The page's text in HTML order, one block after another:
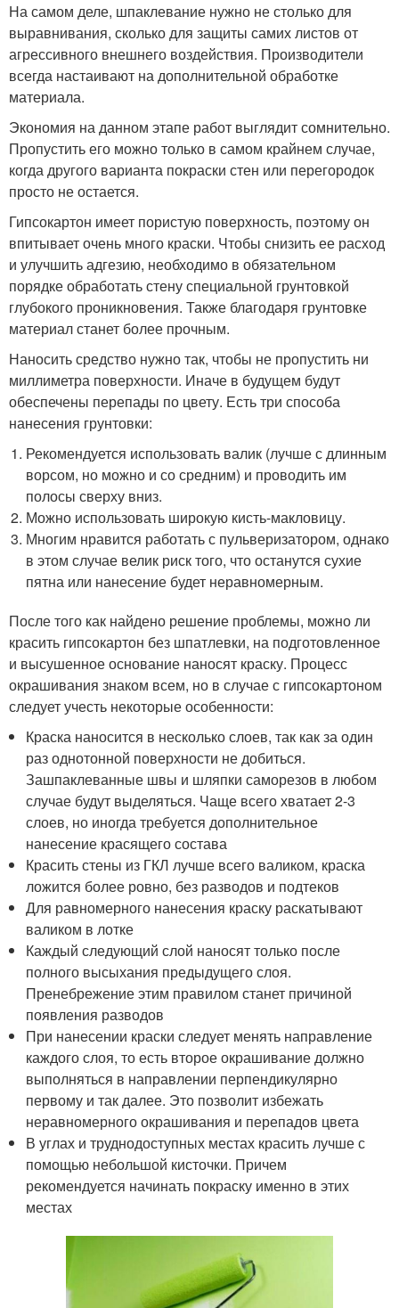
На самом деле, шпаклевание нужно не столько для
выравнивания, сколько для защиты самих листов от
агрессивного внешнего воздействия. Производители
всегда настаивают на дополнительной обработке
материала.
Экономия на данном этапе работ выглядит сомнительно.
Пропустить его можно только в самом крайнем случае,
когда другого варианта покраски стен или перегородок
просто не остается.
Гипсокартон имеет пористую поверхность, поэтому он
впитывает очень много краски. Чтобы снизить ее расход
и улучшить адгезию, необходимо в обязательном
порядке обработать стену специальной грунтовкой
глубокого проникновения. Также благодаря грунтовке
материал станет более прочным.
Наносить средство нужно так, чтобы не пропустить ни
миллиметра поверхности. Иначе в будущем будут
обеспечены перепады по цвету. Есть три способа
нанесения грунтовки:
Рекомендуется использовать валик (лучше с длинным
ворсом, но можно и со средним) и проводить им
полосы сверху вниз.
Можно использовать широкую кисть-макловицу.
Многим нравится работать с пульверизатором, однако
в этом случае велик риск того, что останутся сухие
пятна или нанесение будет неравномерным.
После того как найдено решение проблемы, можно ли
красить гипсокартон без шпатлевки, на подготовленное
и высушенное основание наносят краску. Процесс
окрашивания знаком всем, но в случае с гипсокартоном
следует учесть некоторые особенности:
Краска наносится в несколько слоев, так как за один
раз однотонной поверхности не добиться.
Зашпаклеванные швы и шляпки саморезов в любом
случае будут выделяться. Чаще всего хватает 2-3
слоев, но иногда требуется дополнительное
нанесение красящего состава
Красить стены из ГКЛ лучше всего валиком, краска
ложится более ровно, без разводов и подтеков
Для равномерного нанесения краску раскатывают
валиком в лотке
Каждый следующий слой наносят только после
полного высыхания предыдущего слоя.
Пренебрежение этим правилом станет причиной
появления разводов
При нанесении краски следует менять направление
каждого слоя, то есть второе окрашивание должно
выполняться в направлении перпендикулярно
первому и так далее. Это позволит избежать
неравномерного окрашивания и перепадов цвета
В углах и труднодоступных местах красить лучше с
помощью небольшой кисточки. Причем
рекомендуется начинать покраску именно в этих
местах